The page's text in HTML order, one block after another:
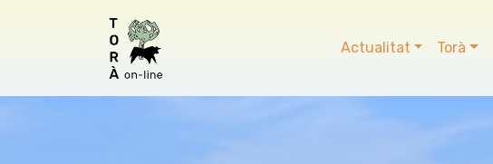
Actualitat Torà